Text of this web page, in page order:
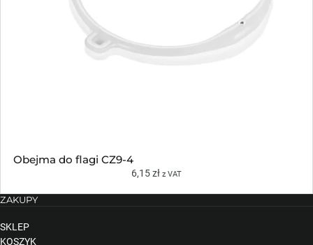
Obejma do flagi CZ9-4
6,15zł z VAT
ZAKUPY
SKLEP
KOSZYK